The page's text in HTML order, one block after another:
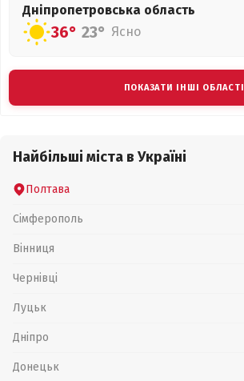
Дніпропетровська область
36° 23° Ясно
ПОКАЗАТИ ІНШІ ОБЛАСТІ
Найбільші міста в Україні
Полтава
Сімферополь
Вінниця
Чернівці
Луцьк
Дніпро
Донецьк